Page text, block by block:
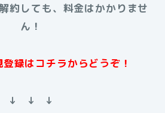
約しても、料金はかかりませ
ん！
録はコチラからどうぞ！
↓ ↓ ↓